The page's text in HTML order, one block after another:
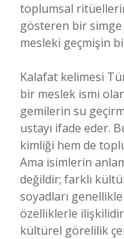
toplumsal
gösteren bir simge
mesleki geçmişin
Kalafat kelimesi
bir meslek ismi
gemilerin su
ustayı ifade eder.
kimliği hem de
Ama isimlerin
değildir; farklı
soyadları
özelliklerle
kültürel görelilik